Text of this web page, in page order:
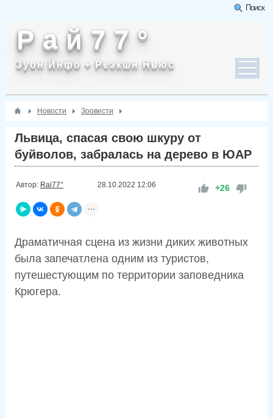
Поиск
Р а й 7 7 °
Зуон Инфо + Реэкшн Ньюс
Новости Зоовести
Львица, спасая свою шкуру от
буйволов, забралась на дерево в ЮАР
Автор: Rai77° 28.10.2022 12:06 +26
Драматичная сцена из жизни диких животных
была запечатлена одним из туристов,
путешестующим по территории заповедника
Крюгера.